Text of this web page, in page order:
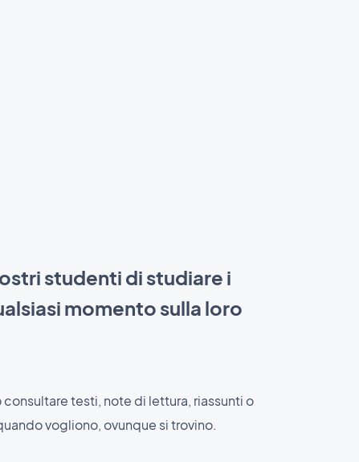
studenti di studiare i
momento sulla loro
testi, note di lettura, riassunti o
vogliono, ovunque si trovino.